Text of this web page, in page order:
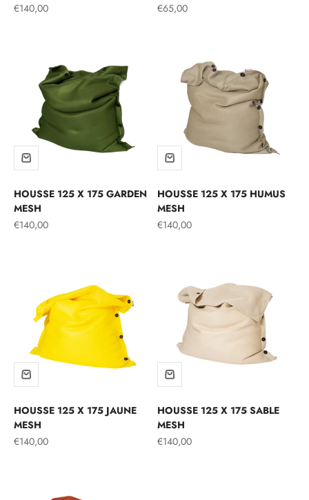
Prix de vente
€140,00
Prix de vente
€65,00
HOUSSE 125 X 175 GARDEN
MESH
Prix de vente
€140,00
HOUSSE 125 X 175 HUMUS
MESH
Prix de vente
€140,00
HOUSSE 125 X 175 JAUNE
MESH
Prix de vente
€140,00
HOUSSE 125 X 175 SABLE
MESH
Prix de vente
€140,00